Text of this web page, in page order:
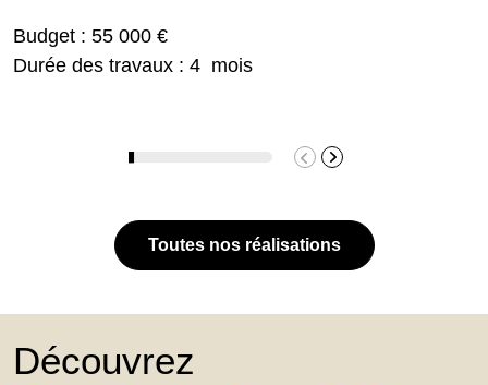
Budget : 55 000 €
Durée des travaux : 4 mois
Toutes nos réalisations
Découvrez